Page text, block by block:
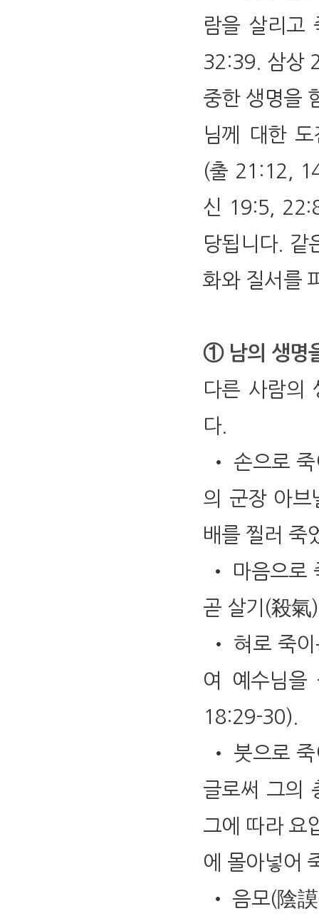
람을 살리고
32:39. 삼상
중한 생명을
님께 대한
(출 21:12,
신 19:5,
당됩니다. 같
화와 질서를
① 남의 생명
다른 사람의
다.
• 손으로 죽
의 군장 아
배를 찔러 죽
• 마음으로
곧 살기(殺氣
• 혀로 죽이
여 예수님
18:29-30).
• 붓으로 죽
글로써 그의
그에 따라 요
에 몰아넣어
• 음모(陰謨